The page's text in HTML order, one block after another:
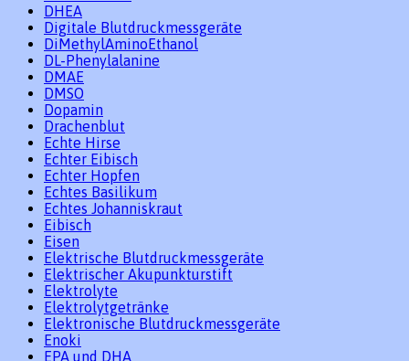
DHEA
Digitale Blutdruckmessgeräte
DiMethylAminoEthanol
DL-Phenylalanine
DMAE
DMSO
Dopamin
Drachenblut
Echte Hirse
Echter Eibisch
Echter Hopfen
Echtes Basilikum
Echtes Johanniskraut
Eibisch
Eisen
Elektrische Blutdruckmessgeräte
Elektrischer Akupunkturstift
Elektrolyte
Elektrolytgetränke
Elektronische Blutdruckmessgeräte
Enoki
EPA und DHA